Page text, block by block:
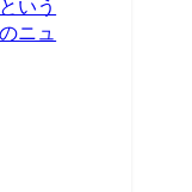
いう
ニュ